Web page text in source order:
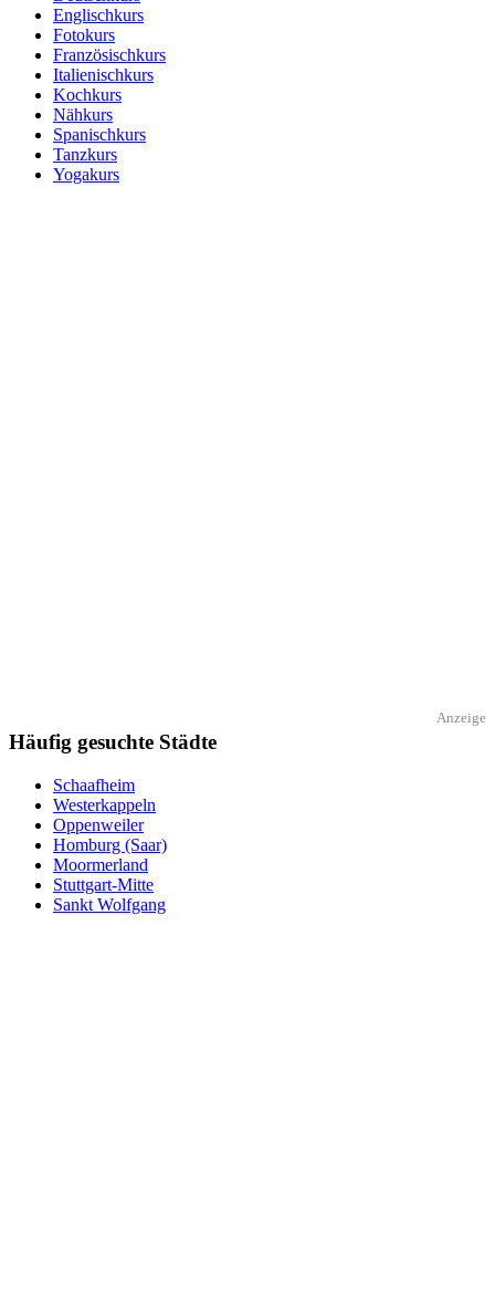
Englischkurs
Fotokurs
Französischkurs
Italienischkurs
Kochkurs
Nähkurs
Spanischkurs
Tanzkurs
Yogakurs
Anzeige
Häufig gesuchte Städte
Schaafheim
Westerkappeln
Oppenweiler
Homburg (Saar)
Moormerland
Stuttgart-Mitte
Sankt Wolfgang